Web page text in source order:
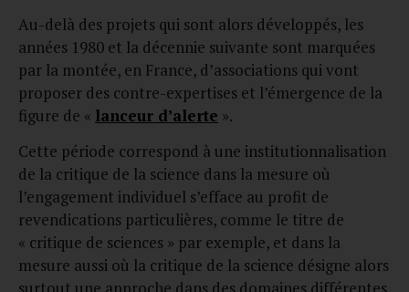
Au-delà des projets qui sont alors développés, les
années 1980 et la décennie suivante sont marquées
par la montée, en France, d’associations qui vont
proposer des contre-expertises et l’émergence de la
figure de « lanceur d’alerte ».
Cette période correspond à une institutionnalisation
de la critique de la science dans la mesure où
l’engagement individuel s’efface au profit de
revendications particulières, comme le titre de
« critique de sciences » par exemple, et dans la
mesure aussi où la critique de la science désigne alors